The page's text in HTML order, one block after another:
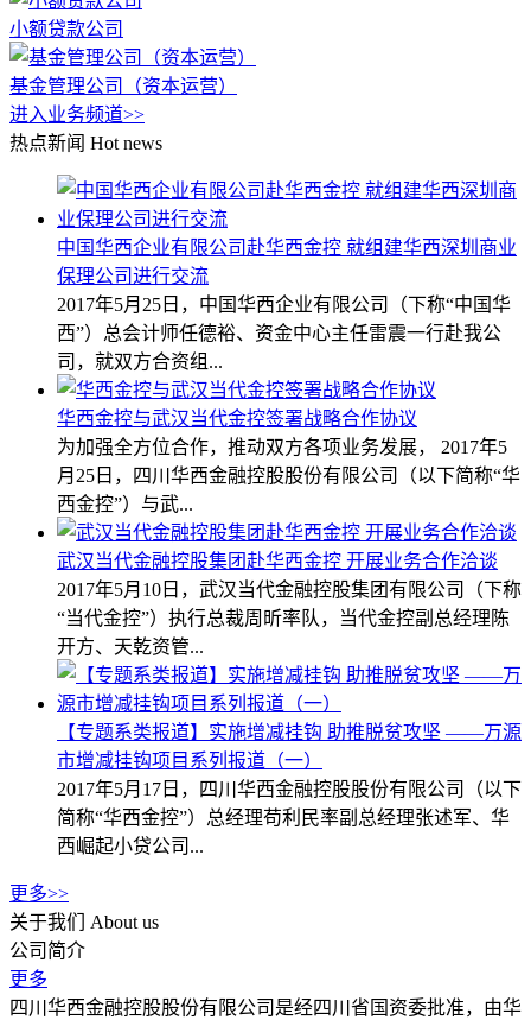
小额贷款公司
基金管理公司（资本运营）
进入业务频道>>
热点新闻 Hot news
中国华西企业有限公司赴华西金控 就组建华西深圳商业
保理公司进行交流
2017年5月25日，中国华西企业有限公司（下称“中国华
西”）总会计师任德裕、资金中心主任雷震一行赴我公
司，就双方合资组...
华西金控与武汉当代金控签署战略合作协议
为加强全方位合作，推动双方各项业务发展， 2017年5
月25日，四川华西金融控股股份有限公司（以下简称“华
西金控”）与武...
武汉当代金融控股集团赴华西金控 开展业务合作洽谈
2017年5月10日，武汉当代金融控股集团有限公司（下称
“当代金控”）执行总裁周昕率队，当代金控副总经理陈
开方、天乾资管...
【专题系类报道】实施增减挂钩 助推脱贫攻坚 ——万源
市增减挂钩项目系列报道（一）
2017年5月17日，四川华西金融控股股份有限公司（以下
简称“华西金控”）总经理苟利民率副总经理张述军、华
西崛起小贷公司...
更多>>
关于我们
About us
公司简介
更多
四川华西金融控股股份有限公司是经四川省国资委批准，由华